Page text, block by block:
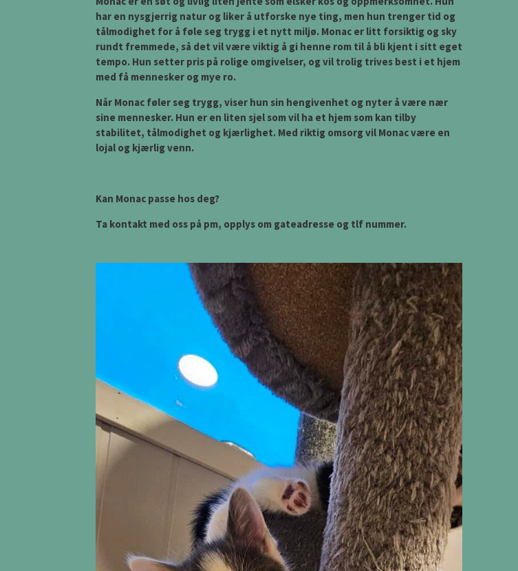
har en nysgjerrig natur og liker å utforske nye ting, men hun trenger tid og
tålmodighet for å føle seg trygg i et nytt miljø. Monac er litt forsiktig og sky
rundt fremmede, så det vil være viktig å gi henne rom til å bli kjent i sitt eget
tempo. Hun setter pris på rolige omgivelser, og vil trolig trives best i et hjem
med få mennesker og mye ro.
Når Monac føler seg trygg, viser hun sin hengivenhet og nyter å være nær
sine mennesker. Hun er en liten sjel som vil ha et hjem som kan tilby
stabilitet, tålmodighet og kjærlighet. Med riktig omsorg vil Monac være en
lojal og kjærlig venn.
Kan Monac passe hos deg?
Ta kontakt med oss på pm, opplys om gateadresse og tlf nummer.